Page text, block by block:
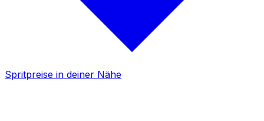
Spritpreise in deiner Nähe